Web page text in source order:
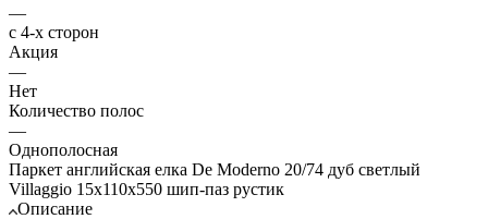
—
с 4-х сторон
Акция
—
Нет
Количество полос
—
Однополосная
Паркет английская елка De Moderno 20/74 дуб светлый
Villaggio 15х110х550 шип-паз рустик
Описание